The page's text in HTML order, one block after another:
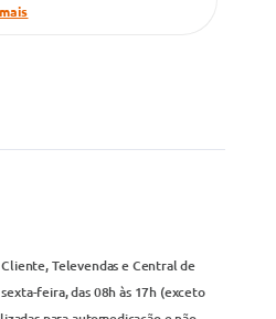
Televendas e Central de
feira, das 08h às 17h (exceto